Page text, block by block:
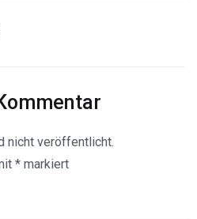
nicht veröffentlicht.
* markiert